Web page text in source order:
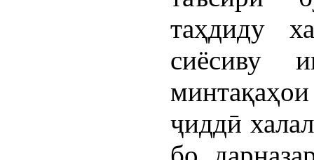
таҳдиду
сиёсиву
ҷиддӣ